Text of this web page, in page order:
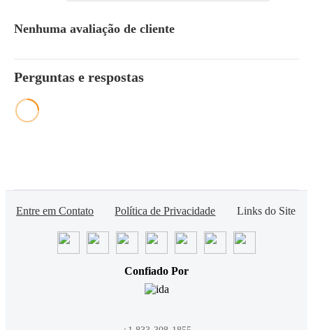
Nenhuma avaliação de cliente
Perguntas e respostas
Entre em Contato Política de Privacidade Links do Site
Confiado Por